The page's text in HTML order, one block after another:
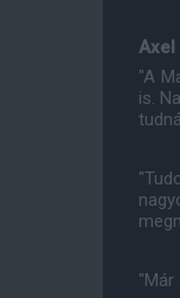
Axel
"A
is.